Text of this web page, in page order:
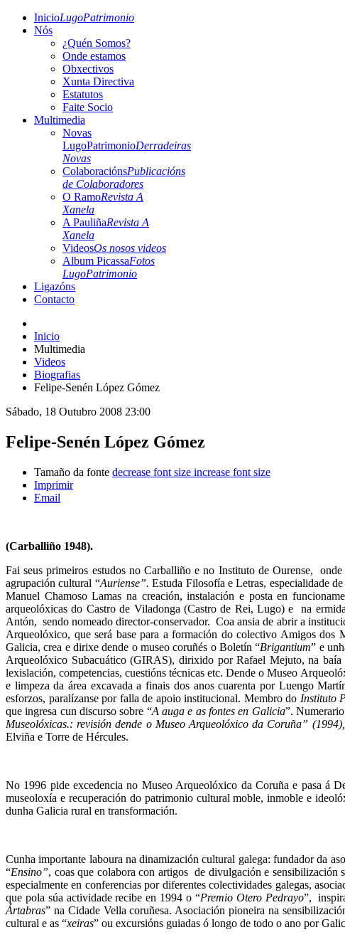
InicioLugoPatrimonio
Nós
¿Quén Somos?
Onde estamos
Obxectivos
Xunta Directiva
Estatutos
Faite Socio
Multimedia
Novas
LugoPatrimonioDerradeiras
Novas
ColaboraciónsPublicacións
de Colaboradores
O RamoRevista A
Xanela
A PauliñaRevista A
Xanela
VideosOs nosos videos
Album PicassaFotos
LugoPatrimonio
Ligazóns
Contacto
Inicio
Multimedia
Videos
Biografias
Felipe-Senén López Gómez
Sábado, 18 Outubro 2008 23:00
Felipe-Senén López Gómez
Tamaño da fonte decrease font size increase font size
Imprimir
Email
(Carballiño 1948).
Fai seus primeiros estudos no Carballiño e no Instituto de Ourense,
agrupación cultural “Auriense”. Estuda Filosofía e Letras, especialidade
Manuel Chamoso Lamas na creación, instalación e posta en
arqueolóxicas do Castro de Viladonga (Castro de Rei, Lugo) e na
Antón, sendo nomeado director-conservador. Coa ansia de abrir a
Arqueolóxico, que será base para a formación do colectivo Amigos dos
Galicia, crea e dirixe dende o museo coruñés o Boletín “Brigantium” e
Arqueolóxico Subacuático (GIRAS), dirixido por Rafael Mejuto, na baía
lexislación, competencias, cuestións técnicas etc. Dende o Museo
e limpeza da área excavada a finais dos anos cuarenta por Luengo
esforzos, paralízanse por falla de apoio institucional. Membro do Instituto
que ingresa cun discurso sobre “A auga e as fontes en Galicia”.
Museolóxicas.: revisión dende o Museo Arqueolóxico da Coruña” (1994),
Elviña e Torre de Hércules.
No 1996 pide excedencia no Museo Arqueolóxico da Coruña e pasa á
museoloxía e recuperación do patrimonio cultural moble, inmoble e
dunha Galicia rural en transformación.
Cunha importante laboura na dinamización cultural galega: fundador da
“Ensino”, coas que colabora con artigos de divulgación e
especialmente en conferencias por diferentes colectividades galegas,
que pola súa actividade recibe en 1994 o “Premio Otero Pedrayo”,
Ártabras” na Cidade Vella coruñesa. Asociación pioneira na
cultural e as “xeiras” ou excursións guiadas ó longo de todo o ano por